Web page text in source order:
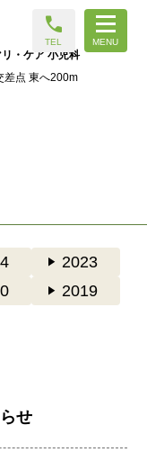
・ケア 小児科
call
TEL MENU
差点 東へ200m
play_arrow 2023
play_arrow 2019
せ